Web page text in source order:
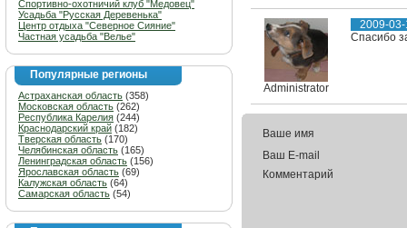
Спортивно-охотничий клуб "Медовец"
Усадьба "Русская Деревенька"
Центр отдыха "Северное Сияние"
Частная усадьба "Велье"
Популярные регионы
Астраханская область (358)
Московская область (262)
Республика Карелия (244)
Краснодарский край (182)
Тверская область (170)
Челябинская область (165)
Ленинградская область (156)
Ярославская область (69)
Калужская область (64)
Самарская область (54)
Administrator
2009-
Спасибо
Ваше имя
Ваш E-mail
Комментарий